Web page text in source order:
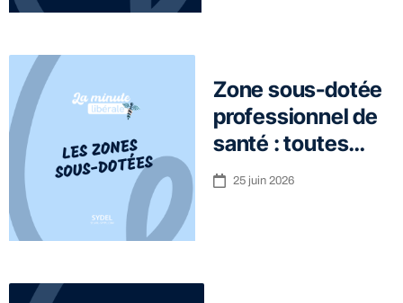
Zone sous-dotée
professionnel de
santé : toutes…
25 juin 2026